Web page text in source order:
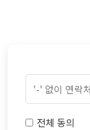
전체 동의